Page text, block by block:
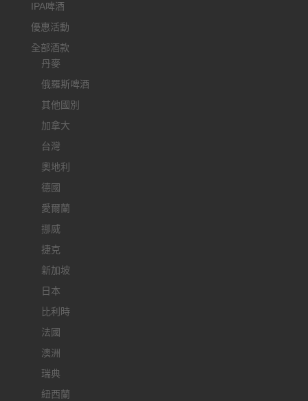
IPA啤酒
優惠活動
全部酒款
丹麥
俄羅斯啤酒
其他國別
加拿大
台灣
奧地利
德國
愛爾蘭
挪威
捷克
新加坡
日本
比利時
法國
澳洲
瑞典
紐西蘭